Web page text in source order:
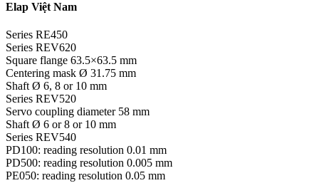
Elap Việt Nam
Series RE450
Series REV620
Square flange 63.5×63.5 mm
Centering mask Ø 31.75 mm
Shaft Ø 6, 8 or 10 mm
Series REV520
Servo coupling diameter 58 mm
Shaft Ø 6 or 8 or 10 mm
Series REV540
PD100: reading resolution 0.01 mm
PD500: reading resolution 0.005 mm
PE050: reading resolution 0.05 mm